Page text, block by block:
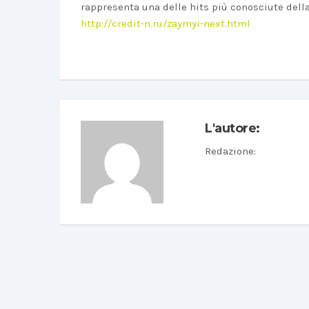
rappresenta una delle hits più conosciute
http://credit-n.ru/zaymyi-next.html
L'autore:
Redazione: